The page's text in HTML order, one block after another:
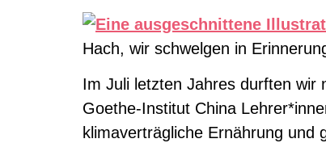
Hach, wir schwelgen in
Im Juli letzten Jahres durften wir
Goethe-Institut China
klimaverträgliche Ernährung und